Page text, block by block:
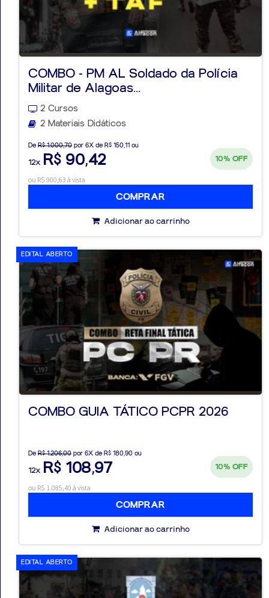
COMBO - PM AL Soldado da Polícia
Militar de Alagoas...
2 Cursos
2 Materiais Didáticos
De R$ 1.000,70 por 6X de R$ 150,11 ou
12x R$ 90,42 10% OFF
ou R$ 900,63 à vista
COMPRAR
Adicionar ao carrinho
COMBO GUIA TÁTICO PCPR 2026
De R$ 1.206,00 por 6X de R$ 180,90 ou
12x R$ 108,97 10% OFF
ou R$ 1.085,40 à vista
COMPRAR
Adicionar ao carrinho
EDITAL ABERTO
EDITAL ABERTO